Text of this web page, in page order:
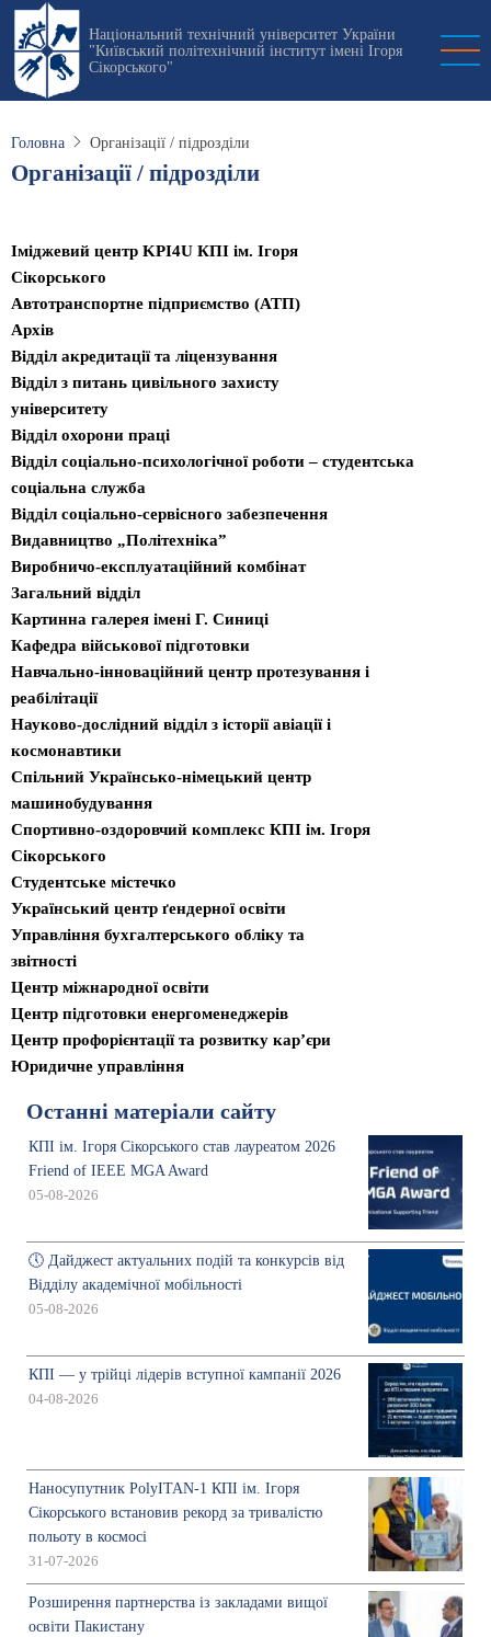
Перейти
основного
вмісту
Національний технічний університет України
"Київський політехнічний інститут імені Ігоря
Сікорського"
Головна Організації / підрозділи
Організації / підрозділи
Іміджевий центр KPI4U КПІ ім. Ігоря
Сікорського
Автотранспортне підприємство (АТП)
Архів
Відділ акредитації та ліцензування
Відділ з питань цивільного захисту
університету
Відділ охорони праці
Відділ соціально-психологічної роботи – студентська
соціальна служба
Відділ соціально-сервісного забезпечення
Видавництво „Політехніка”
Виробничо-експлуатаційний комбінат
Загальний відділ
Картинна галерея імені Г. Синиці
Кафедра військової підготовки
Навчально-інноваційний центр протезування і
реабілітації
Науково-дослідний відділ з історії авіації і
космонавтики
Спільний Українсько-німецький центр
машинобудування
Спортивно-оздоровчий комплекс КПІ ім. Ігоря
Сікорського
Студентське містечко
Український центр ґендерної освіти
Управління бухгалтерського обліку та
звітності
Центр міжнародної освіти
Центр підготовки енергоменеджерів
Центр профорієнтації та розвитку кар’єри
Юридичне управління
Останні матеріали сайту
КПІ ім. Ігоря Сікорського став лауреатом 2026
Friend of IEEE MGA Award
05-08-2026
🕔 Дайджест актуальних подій та конкурсів від
Відділу академічної мобільності
05-08-2026
КПІ — у трійці лідерів вступної кампанії 2026
04-08-2026
Наносупутник PolyITAN-1 КПІ ім. Ігоря
Сікорського встановив рекорд за тривалістю
польоту в космосі
31-07-2026
Розширення партнерства із закладами вищої
освіти Пакистану